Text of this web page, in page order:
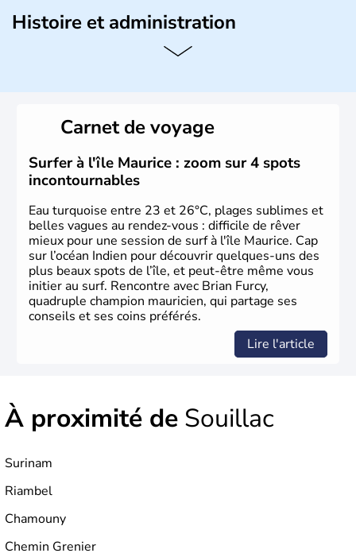
Histoire et administration
Le rhum et la bière font partie des traditions de l’
Maurice… qui aurait inspiréLewis Caroll
Carnet de voyage
Surfer à l'île Maurice : zoom sur 4 spots
incontournables
Eau turquoise entre 23 et 26°C, plages sublimes et
belles vagues au rendez-vous : difficile de rêver
mieux pour une session de surf à l'île Maurice. Cap
sur l’océan Indien pour découvrir quelques-uns des
plus beaux spots de l’île, et peut-être même vous
initier au surf. Rencontre avec Brian Furcy,
quadruple champion mauricien, qui partage ses
conseils et ses coins préférés.
Lire l'article
À proximité de Souillac
Surinam
Riambel
Chamouny
Chemin Grenier